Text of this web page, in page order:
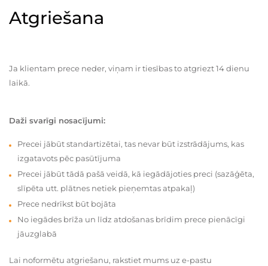
Atgriešana
Ja klientam prece neder, viņam ir tiesības to atgriezt 14 dienu
laikā.
Daži svarīgi nosacījumi:
Precei jābūt standartizētai, tas nevar būt izstrādājums, kas
izgatavots pēc pasūtījuma
Precei jābūt tādā pašā veidā, kā iegādājoties preci (sazāģēta,
slīpēta utt. plātnes netiek pieņemtas atpakaļ)
Prece nedrīkst būt bojāta
No iegādes brīža un līdz atdošanas brīdim prece pienācīgi
jāuzglabā
Lai noformētu atgriešanu, rakstiet mums uz e-pastu